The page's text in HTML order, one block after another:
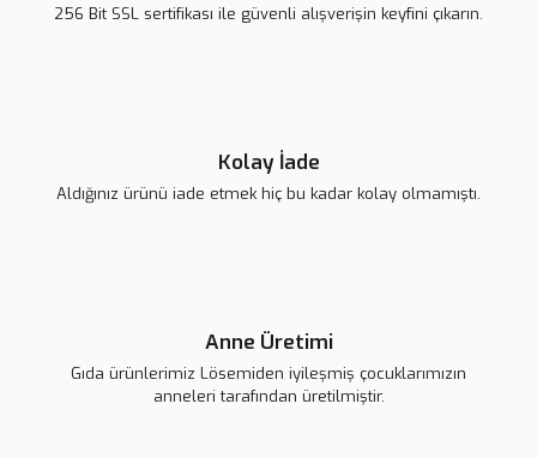
256 Bit SSL sertifikası ile güvenli alışverişin keyfini çıkarın.
Kolay İade
Aldığınız ürünü iade etmek hiç bu kadar kolay olmamıştı.
Anne Üretimi
Gıda ürünlerimiz Lösemiden iyileşmiş çocuklarımızın
anneleri tarafından üretilmiştir.